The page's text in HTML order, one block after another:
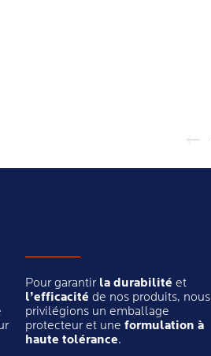
Pour garantir la durabilité et
l’efficacité de nos produits, nous
privilégions un emballage
protecteur et une formulation à
haute tolérance.